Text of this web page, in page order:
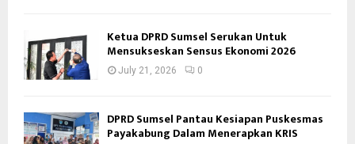
Ketua DPRD Sumsel Serukan Untuk
Mensukseskan Sensus Ekonomi 2026
July 21, 2026 0
DPRD Sumsel Pantau Kesiapan Puskesmas
Payakabung Dalam Menerapkan KRIS